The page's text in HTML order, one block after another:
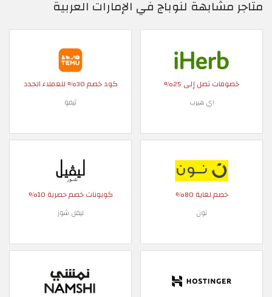
متاجر مشابهة لنوباج في الإمارات العربية
خصومات تصل إلى 25%
اي هيرب
كود خصم 30% للعملاء الجدد
تيمو
خصم لغاية 80%
نون
كوبونات خصم حصرية 10%
ليفل شوز